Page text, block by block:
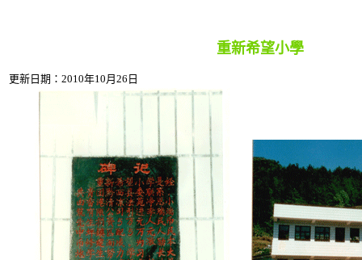
重新希望小學
更新日期： 2010年10月 26 日